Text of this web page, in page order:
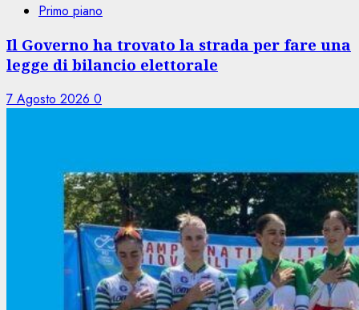
Primo piano
Il Governo ha trovato la strada per fare una
legge di bilancio elettorale
7 Agosto 2026 0